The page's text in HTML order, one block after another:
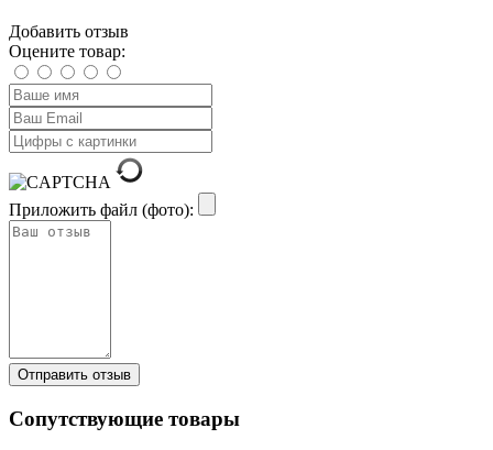
Добавить отзыв
Оцените товар:
Приложить файл (фото):
Сопутствующие товары